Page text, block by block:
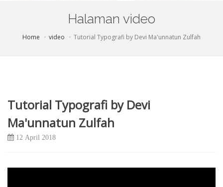
Halaman video
Home video Tutorial Typografi by Devi Ma'unnatun Zulfah
Tutorial Typografi by Devi
Ma'unnatun Zulfah
12 April 2018